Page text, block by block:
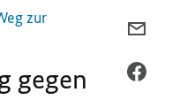
zur
gegen